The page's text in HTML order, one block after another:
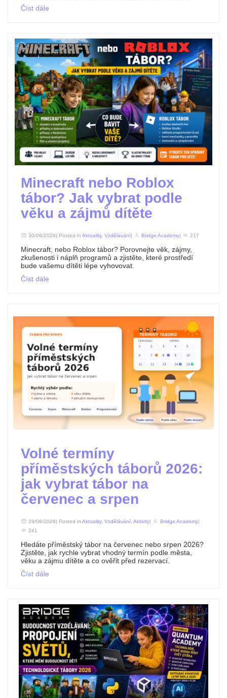
Číst dále
Minecraft nebo Roblox
tábor? Jak vybrat podle
věku a zájmů dítěte
30/06/2026| Posted in Aktuality, Vzdělávání Bridge Academy 217
Minecraft, nebo Roblox tábor? Porovnejte věk, zájmy,
zkušenosti i náplň programů a zjistěte, které prostředí
bude vašemu dítěti lépe vyhovovat.
Číst dále
Volné termíny
příměstských táborů 2026:
jak vybrat tábor na
červenec a srpen
29/06/2026| Posted in Aktuality, Vzdělávání, Aktivity Bridge Academy
241
Hledáte příměstský tábor na červenec nebo srpen 2026?
Zjistěte, jak rychle vybrat vhodný termín podle města,
věku a zájmu dítěte a co ověřit před rezervací.
Číst dále